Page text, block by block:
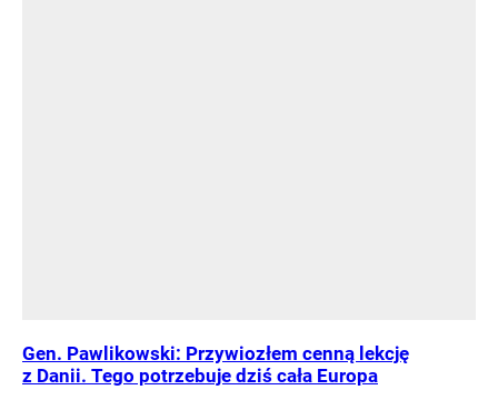
Gen. Pawlikowski: Przywiozłem cenną lekcję
z Danii. Tego potrzebuje dziś cała Europa